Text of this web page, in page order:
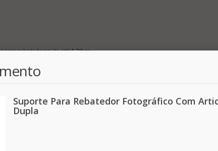
com rebatedores de até 1,70 m.
Suporte Para Rebatedor Fotográfico Com
Dupla